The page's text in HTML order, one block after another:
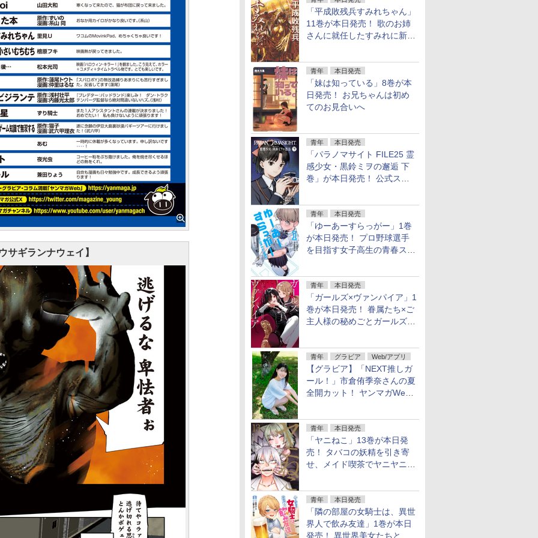
「平成敗残兵すみれちゃん」
11巻が本日発売！ 歌のお姉
さんに就任したすみれに新た
青年 本日発売
「妹は知っている」8巻が本
日発売！ お兄ちゃんは初め
てのお見合いへ
青年 本日発売
「パラノマサイト FILE25 霊
感少女・黒鈴ミヲの邂逅 下
巻」が本日発売！ 公式スピ
青年 本日発売
「ゆーあーすらっがー」1巻
が本日発売！ プロ野球選手
を目指す女子高生の青春スト
青年 本日発売
「ガールズ×ヴァンパイア」1
巻が本日発売！ 眷属たち×ご
主人様の秘めごとガールズラ
青年 グラビア Web/アプリ
【グラビア】「NEXT推しガ
ール！」市倉侑季奈さんの夏
全開カット！ ヤンマガWeb
青年 本日発売
「ヤニねこ」13巻が本日発
売！ タバコの妖精を引き寄
せ、メイド喫茶でヤニヤニき
青年 本日発売
「隣の部屋の女騎士は、異世
界人で飲み友達」1巻が本日
発売！ 異世界美女たちとハ
サギランナウェイ】